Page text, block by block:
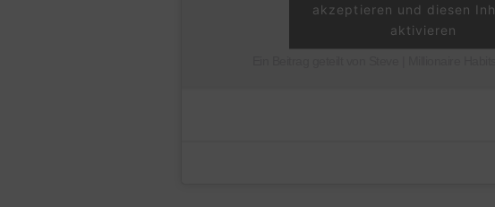
akzeptieren und diesen
aktivieren